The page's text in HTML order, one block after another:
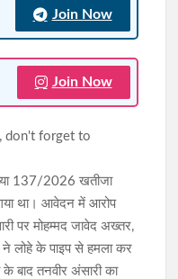
Join Now
Join Now
don't forget to
137/2026 खतीजा
था। आवेदन में आरोप
पर मोहम्मद जावेद अख्तर,
ने लोहे के पाइप से हमला कर
बाद तनवीर अंसारी का